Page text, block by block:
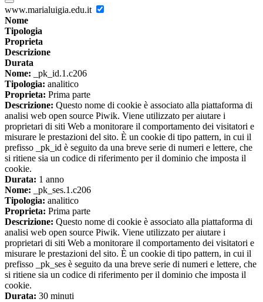
www.marialuigia.edu.it
Nome
Tipologia
Proprieta
Descrizione
Durata
Nome: _pk_id.1.c206
Tipologia: analitico
Proprieta: Prima parte
Descrizione: Questo nome di cookie è associato alla piattaforma di
analisi web open source Piwik. Viene utilizzato per aiutare i
proprietari di siti Web a monitorare il comportamento dei visitatori e
misurare le prestazioni del sito. È un cookie di tipo pattern, in cui il
prefisso _pk_id è seguito da una breve serie di numeri e lettere, che
si ritiene sia un codice di riferimento per il dominio che imposta il
cookie.
Durata: 1 anno
Nome: _pk_ses.1.c206
Tipologia: analitico
Proprieta: Prima parte
Descrizione: Questo nome di cookie è associato alla piattaforma di
analisi web open source Piwik. Viene utilizzato per aiutare i
proprietari di siti Web a monitorare il comportamento dei visitatori e
misurare le prestazioni del sito. È un cookie di tipo pattern, in cui il
prefisso _pk_ses è seguito da una breve serie di numeri e lettere, che
si ritiene sia un codice di riferimento per il dominio che imposta il
cookie.
Durata: 30 minuti